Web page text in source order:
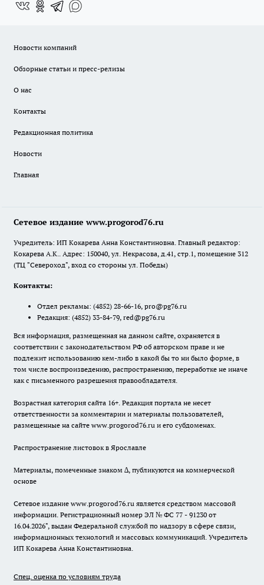
Новости компаний
Обзорные статьи и пресс-релизы
О нас
Контакты
Редакционная политика
Новости
Главная
Сетевое издание www.progorod76.ru
Учредитель: ИП Кокарева Анна Константиновна. Главный редактор:
Кокарева А.К.. Адрес: 150040, ул. Некрасова, д.41, стр.1, помещение 312
(ТЦ "Североход", вход со стороны ул. Победы)
Контакты:
Отдел рекламы: (4852) 28-66-16, pro@pg76.ru
Редакция: (4852) 33-84-79, red@pg76.ru
Вся информация, размещенная на данном сайте, охраняется в
соответствии с законодательством РФ об авторском праве и не
подлежит использованию кем-либо в какой бы то ни было форме, в
том числе воспроизведению, распространению, переработке не иначе
как с письменного разрешения правообладателя.
Возрастная категория сайта 16+. Редакция портала не несет
ответственности за комментарии и материалы пользователей,
размещенные на сайте www.progorod76.ru и его субдоменах.
Распространение листовок в Ярославле
Материалы, помеченные знаком ∆, публикуются на коммерческой
основе
Сетевое издание www.progorod76.ru является средством массовой
информации. Регистрационный номер ЭЛ № ФС 77 - 91230 от
16.04.2026", выдан Федеральной службой по надзору в сфере связи,
информационных технологий и массовых коммуникаций. Учредитель
ИП Кокарева Анна Константиновна.
Спец. оценка по условиям труда